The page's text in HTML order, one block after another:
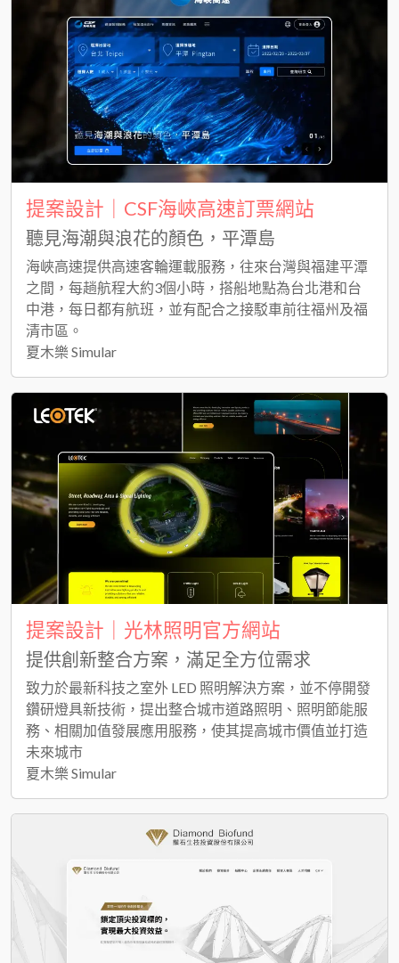
提案設計｜CSF海峽高速訂票網站
聽見海潮與浪花的顏色，平潭島
海峽高速提供高速客輪運載服務，往來台灣與福建平潭
之間，每趟航程大約3個小時，搭船地點為台北港和台
中港，每日都有航班，並有配合之接駁車前往福州及福
清市區。
夏木樂 Simular
提案設計｜光林照明官方網站
提供創新整合方案，滿足全方位需求
致力於最新科技之室外 LED 照明解決方案，並不停開發
鑽研燈具新技術，提出整合城市道路照明、照明節能服
務、相關加值發展應用服務，使其提高城市價值並打造
未來城市
夏木樂 Simular